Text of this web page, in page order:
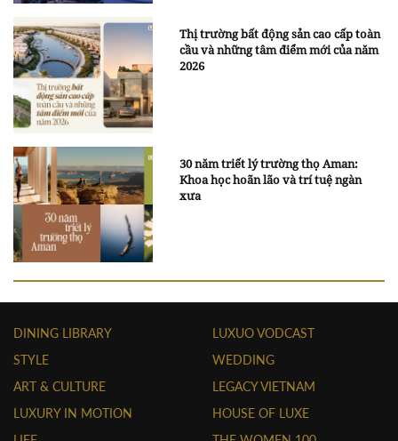
Thị trường bất động sản cao cấp toàn
cầu và những tâm điểm mới của năm
2026
30 năm triết lý trường thọ Aman:
Khoa học hoãn lão và trí tuệ ngàn
xưa
DINING LIBRARY
STYLE
ART & CULTURE
LUXURY IN MOTION
LUXUO VODCAST
WEDDING
LEGACY VIETNAM
HOUSE OF LUXE